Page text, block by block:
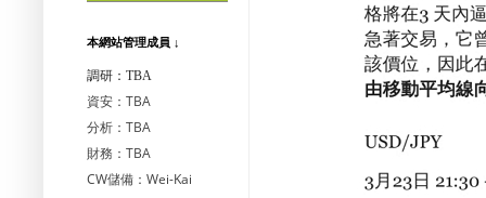
本網站管理成員 ↓
調研：TBA
資安：TBA
分析：TBA
財務：TBA
CW儲備：Wei-Kai